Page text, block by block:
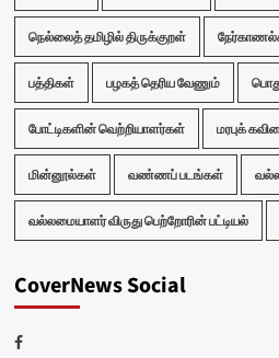
நெல்லைத் தமிழில் திருக்குறள்
பத்திகள் பழகத் தெரிய வேணும்
போட்டிகளின் வெற்றியாளர்கள் மரபுக்
மின்னூல்கள் வண்ணப் படங்கள்
வல்லமையாளர் விருது பெற்றோரின் பட்டியல்
CoverNews Social
Facebook